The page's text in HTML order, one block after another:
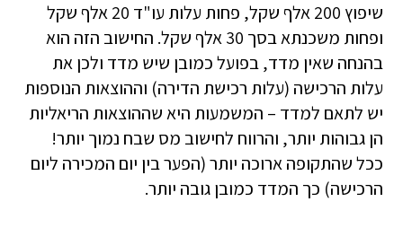
שיפוץ 200 אלף שקל, פחות עלות עו"ד 20 אלף שקל
ופחות משכנתא בסך 30 אלף שקל. החישוב הזה הוא
בהנחה שאין מדד, בפועל כמובן שיש מדד ולכן את
עלות הרכישה (עלות רכישת הדירה) וההוצאות הנוספות
יש לתאם למדד – המשמעות היא שההוצאות הריאליות
הן גבוהות יותר, והרווח לחישוב מס שבח נמוך יותר!
ככל שהתקופה ארוכה יותר (הפער בין יום המכירה ליום
הרכישה) כך המדד כמובן גובה יותר.